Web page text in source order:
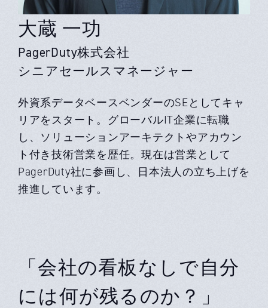
大蔵 一功
PagerDuty株式会社
シニアセールスマネージャー
外資系データベースベンダーのSEとしてキャ
リアをスタート。グローバルIT企業に転職
し、ソリューションアーキテクトやアカウン
ト付き技術営業を歴任。現在は営業として
PagerDuty社に参画し、日本法人の立ち上げを
推進しています。
「会社の看板なしで自分
には何が残るのか？」